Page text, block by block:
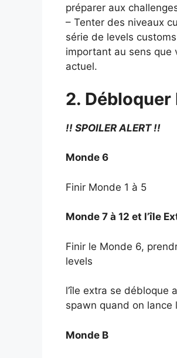
préparer aux
– Tenter des niveaux
série de levels
important au sens que
actuel.
2.
!! SPOILER ALERT !!
Monde 6
Finir Monde 1 à 5
Monde 7 à 12 et l’île
Finir le Monde 6,
levels
l’île extra se débloque
spawn quand on lance
Monde B